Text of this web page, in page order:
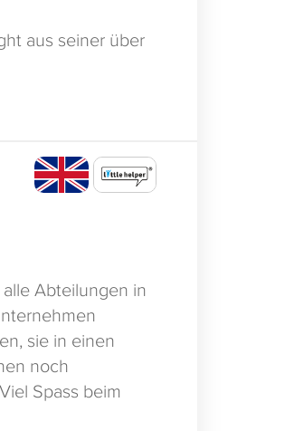
aus seiner über
Abteilungen in
sie in einen
noch
Spass beim